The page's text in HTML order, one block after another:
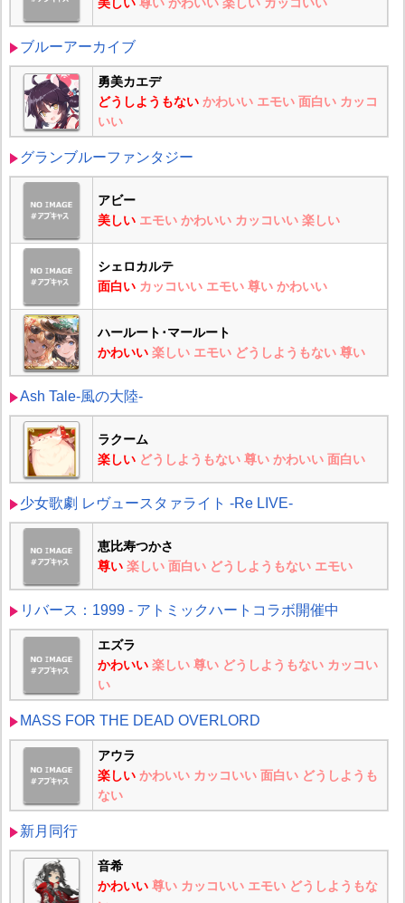
ブルーアーカイブ
勇美カエデ
どうしようもない かわいい エモい 面白い カッコ
いい
グランブルーファンタジー
アビー
美しい エモい かわいい カッコいい 楽しい
シェロカルテ
面白い カッコいい エモい 尊い かわいい
ハールート･マールート
かわいい 楽しい エモい どうしようもない 尊い
Ash Tale-風の大陸-
ラクーム
楽しい どうしようもない 尊い かわいい 面白い
少女歌劇 レヴュースタァライト -Re LIVE-
恵比寿つかさ
尊い 楽しい 面白い どうしようもない エモい
リバース：1999 - アトミックハートコラボ開催中
エズラ
かわいい 楽しい 尊い どうしようもない カッコい
い
MASS FOR THE DEAD OVERLORD
アウラ
楽しい かわいい カッコいい 面白い どうしようも
ない
新月同行
音希
かわいい 尊い カッコいい エモい どうしようもな